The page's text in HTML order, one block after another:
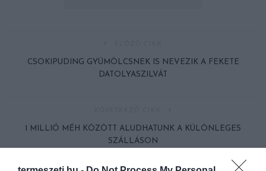
CSOKIPUDING GYÜMÖLCSNEK IS NEVEZIK A FEKETE
DATOLYASZILVÁT
1 MILLIÓ MÉH KÖZÖTT ALUDHATUNK A KÜLÖNLEGES
SZÁLLÁSON